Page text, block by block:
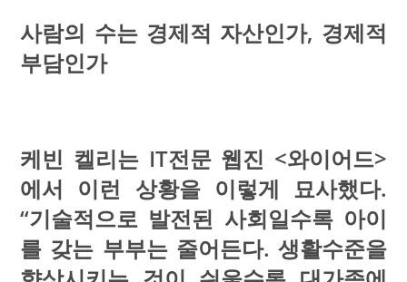
사람의 수는 경제적 자산인가, 경제적
부담인가
케빈 켈리는 IT전문 웹진 <와이어드>
에서 이런 상황을 이렇게 묘사했다.
“기술적으로 발전된 사회일수록 아이
를 갖는 부부는 줄어든다. 생활수준을